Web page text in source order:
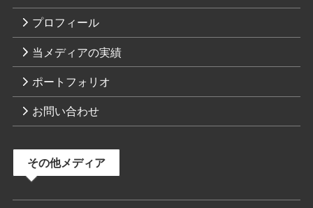
プロフィール
当メディアの実績
ポートフォリオ
お問い合わせ
その他メディア